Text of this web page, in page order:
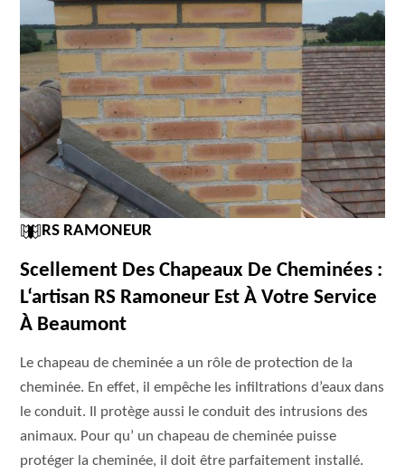
RS RAMONEUR
Scellement Des Chapeaux De Cheminées :
L‘artisan RS Ramoneur Est À Votre Service
À Beaumont
Le chapeau de cheminée a un rôle de protection de la
cheminée. En effet, il empêche les infiltrations d’eaux dans
le conduit. Il protège aussi le conduit des intrusions des
animaux. Pour qu’ un chapeau de cheminée puisse
protéger la cheminée, il doit être parfaitement installé.